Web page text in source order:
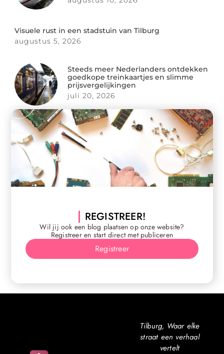
Visuele rust in een stadstuin van Tilburg
augustus 5, 2026
Steeds meer Nederlanders ontdekken
goedkope treinkaartjes en slimme
prijsvergelijkingen
juli 20, 2026
REGISTREER!
Wil jij ook een blog plaatsen op onze website?
Registreer en start direct met publiceren
Registreer
Tilburg, Waar elke
straat een verhaal
vertelt